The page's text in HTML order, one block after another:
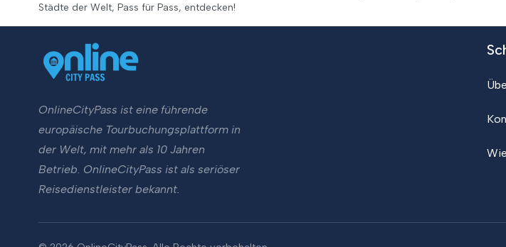
Städte der Welt, Pass für Pass, entdecken!
OnlineCityPass ist eine führende
europäische Tourbuchungsplattform in
der Welt, mit mehr als 10 Jahren
Betrieb. OnlineCityPass ist als seriöser
Reisedienstleister bekannt.